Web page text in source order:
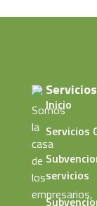
Somos
la
casa
de
los
empresarios,
Servicios
Inicio
Servicios
servicios